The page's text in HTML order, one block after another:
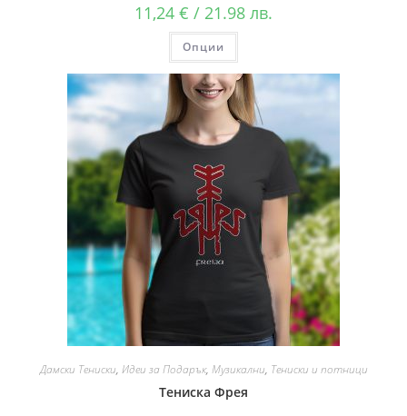
11,24 € / 21.98 лв.
Опции
Дамски Тениски, Идеи за Подарък, Музикални, Тениски и потници
Тениска Фрея